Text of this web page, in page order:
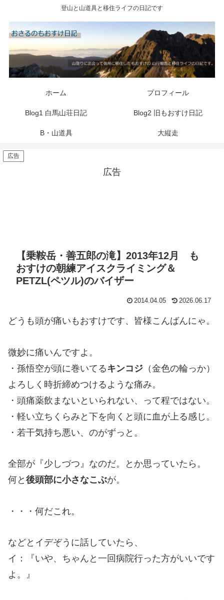
登山と山道具と移住ライフの日記です
ホーム プロフィール
Blog1 白馬山荘日記 Blog2 旧もおすけ日記
B・山道具 大縦走
広告
広告
【乗鞍岳・善五郎の滝】2013年12月 も
おすけの朝練アイスクライミング＆
PETZL(ペツル)のバイザー
2014.04.05 2026.06.17
どうも頭が痛いもおすけです、皆様こんばんにゃ。
微妙に痛いんですよ。
・孫悟空が頭に巻いてるキンコジ （金色の輪っか）
よろしく時折締めつけるような痛み。
・頭痛薬飲まないといられない、って程ではない。
・軽い立ちくらみと下を向くと頭に血が上る感じ。
・若干気持ち悪い、のがずっと。
全部が『少しづつ』なのだ。とか思っていたら。
何と 後頭部に小さなこぶが。
・・・何だこれ。
などとイデぞうに話していたら、
イ：『いや、ちゃんと一回病院行った方がいいです
よ。』